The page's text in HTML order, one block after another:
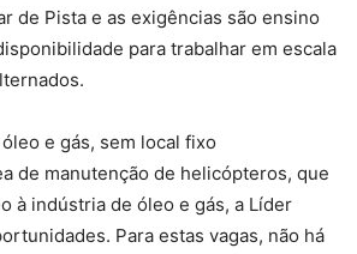
de Pista e as exigências são ensino
para trabalhar em escala
e gás, sem local fixo
de manutenção de helicópteros, que
à indústria de óleo e gás, a Líder
Para estas vagas, não há